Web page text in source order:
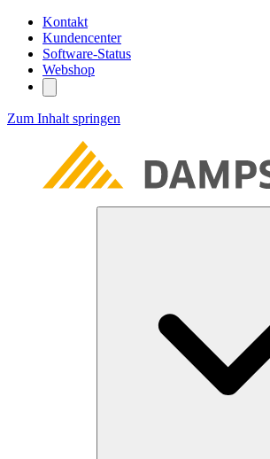
Kontakt
Kundencenter
Software-Status
Webshop
Zum Inhalt springen